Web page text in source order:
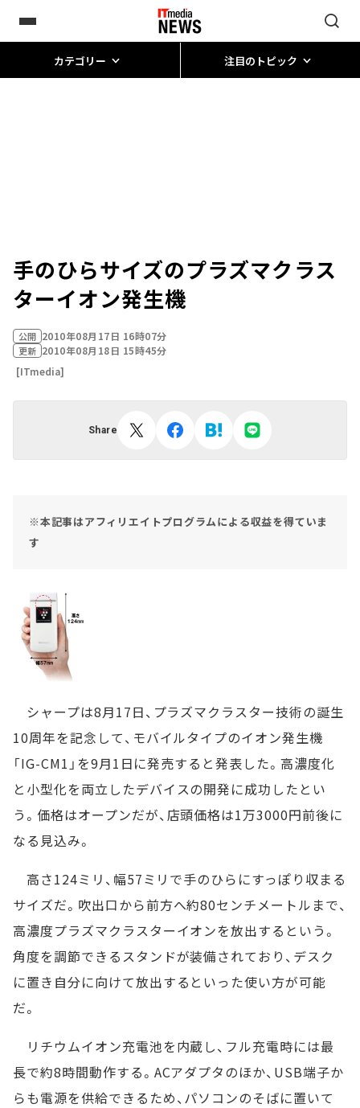
カテゴリー 注目のトピック
手のひらサイズのプラズマクラス
ターイオン発生機
公開 2010年08月17日 16時07分
更新 2010年08月18日 15時45分
[ITmedia]
Share
※本記事はアフィリエイトプログラムによる収益を得ていま
す
シャープは8月17日、プラズマクラスター技術の誕生
10周年を記念して、モバイルタイプのイオン発生機
「IG-CM1」を9月1日に発売すると発表した。高濃度化
と小型化を両立したデバイスの開発に成功したとい
う。価格はオープンだが、店頭価格は1万3000円前後に
なる見込み。
高さ124ミリ、幅57ミリで手のひらにすっぽり収まる
サイズだ。吹出口から前方へ約80センチメートルまで、
高濃度プラズマクラスターイオンを放出するという。
角度を調節できるスタンドが装備されており、デスク
に置き自分に向けて放出するといった使い方が可能
だ。
リチウムイオン充電池を内蔵し、フル充電時には最
長で約8時間動作する。ACアダプタのほか、USB端子か
らも電源を供給できるため、パソコンのそばに置いて